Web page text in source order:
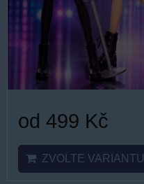
od 499 Kč
ZVOLTE VARIANTU